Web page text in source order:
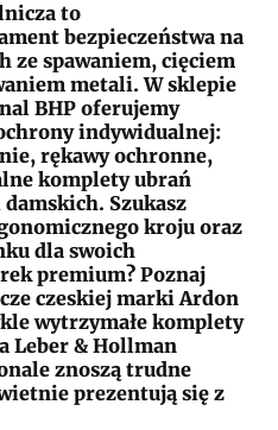
to
bezpieczeństwa na
ze spawaniem, cięciem
metali. W sklepie
BHP oferujemy
indywidualnej:
rękawy ochronne,
komplety ubrań
Szukasz
kroju oraz
dla swoich
premium? Poznaj
czeskiej marki Ardon
wytrzymałe komplety
Leber & Hollman
znoszą trudne
prezentują się z